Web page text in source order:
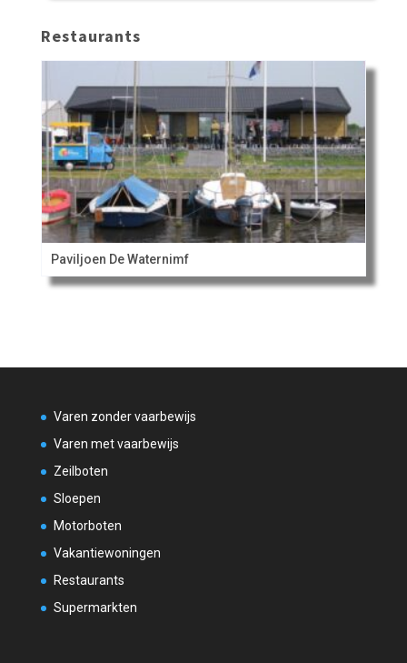
Restaurants
Paviljoen De Waternimf
Varen zonder vaarbewijs
Varen met vaarbewijs
Zeilboten
Sloepen
Motorboten
Vakantiewoningen
Restaurants
Supermarkten